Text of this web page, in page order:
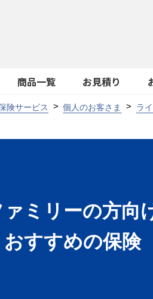
商品一覧 お見積り
険サービス 個人のお客さま ラ
ァミリーの方向
おすすめの保険